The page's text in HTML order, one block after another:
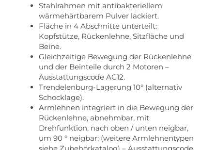
Stahlrahmen mit antibakteriellem
wärmehärtbarem Pulver lackiert.
Fläche in 4 Abschnitte unterteilt:
Kopfstütze, Rückenlehne, Sitzfläche und
Beine.
Gleichzeitige Bewegung der Rückenlehne
und der Beinteile durch 2 Motoren –
Ausstattungscode AC12.
Trendelenburg-Lagerung 10° (alternativ
Schocklage).
Armlehnen integriert in die Bewegung der
Rückenlehne, abnehmbar, mit
Drehfunktion, nach oben / unten neigbar,
um 90 ° neigbar; (weitere Armlehnentypen